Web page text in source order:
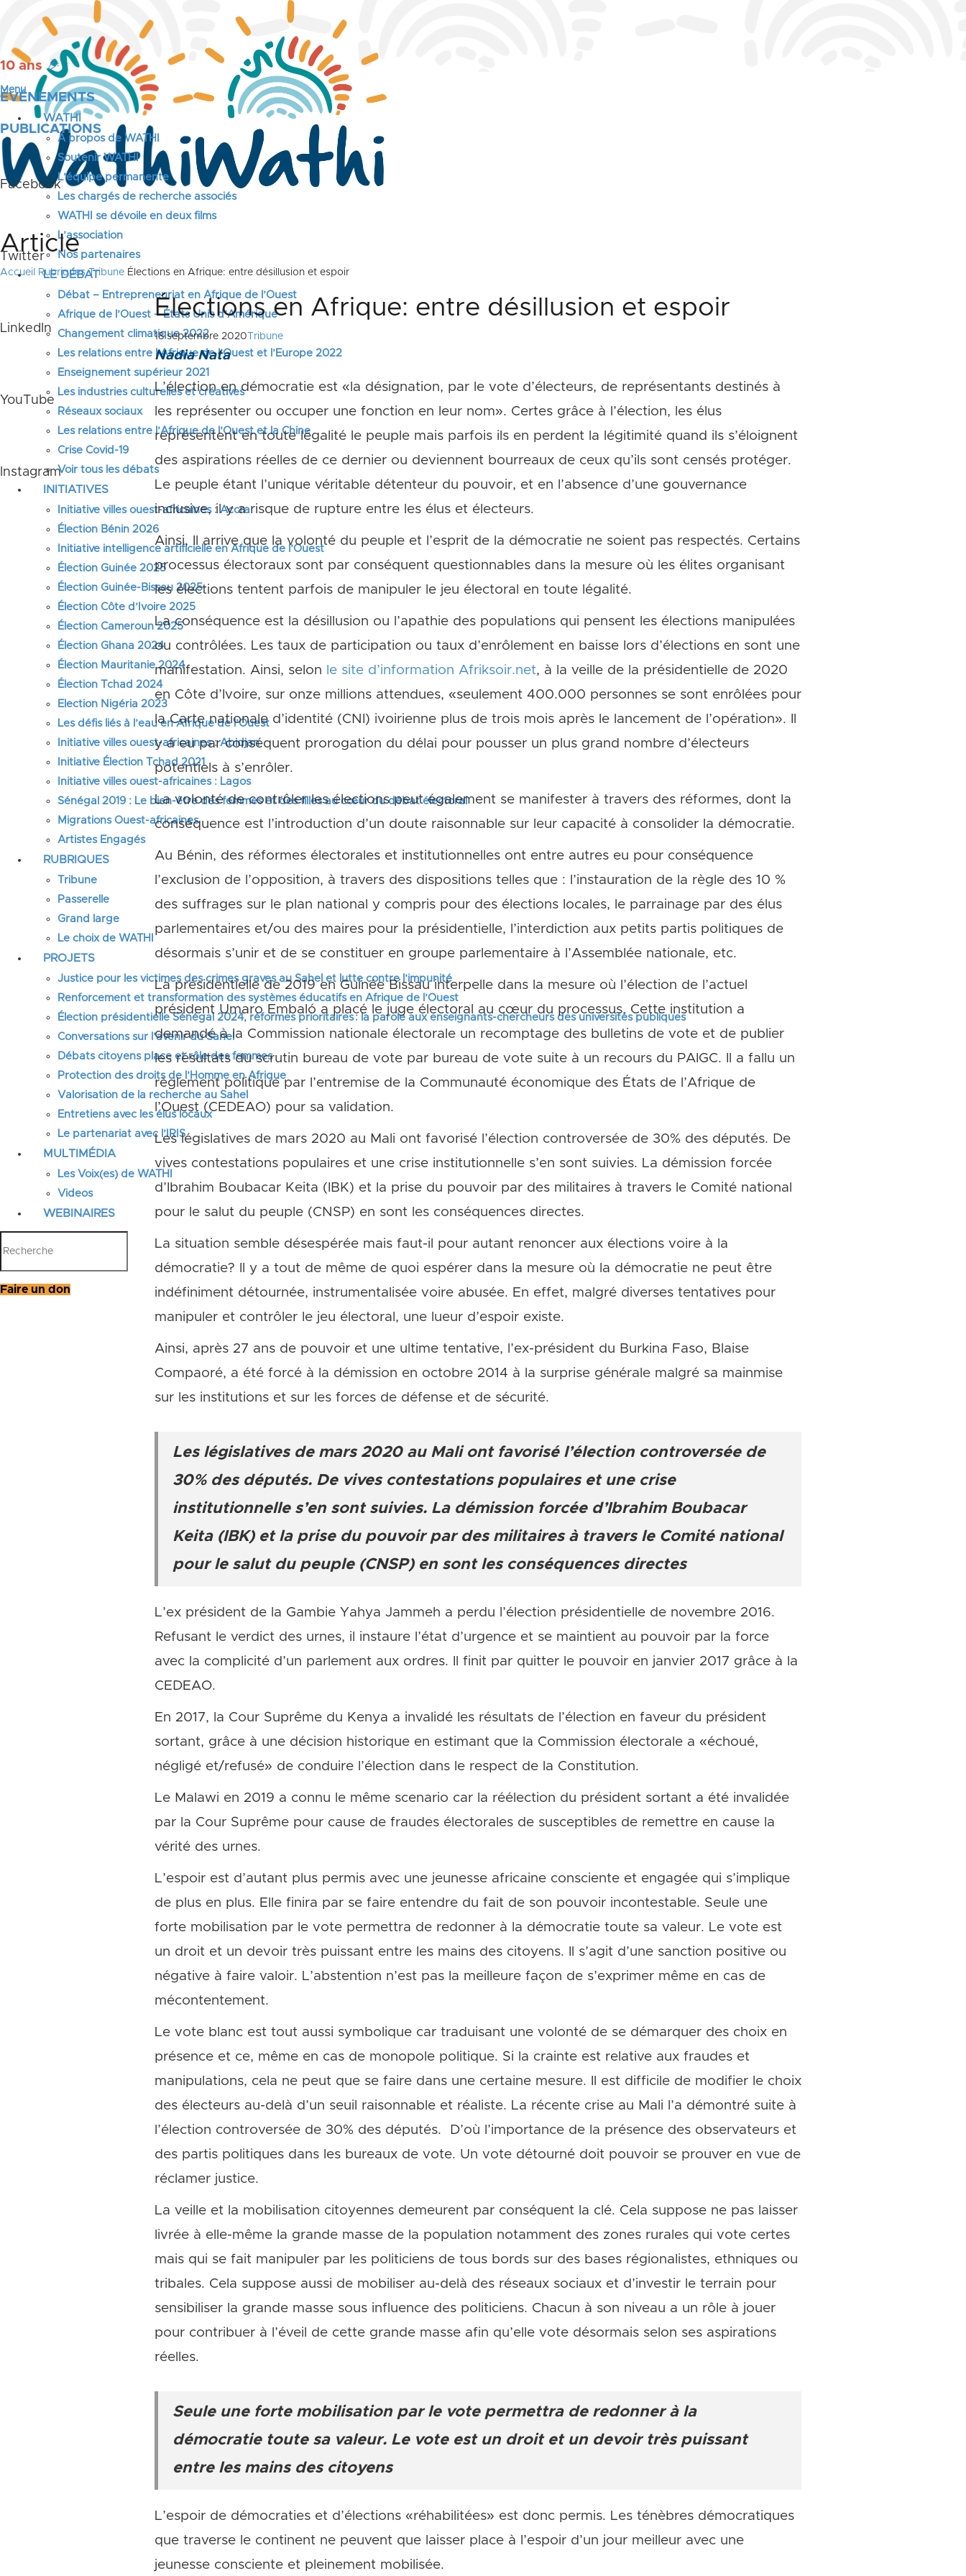
10 ans 🎉
ÉVÉNEMENTS
PUBLICATIONS
Facebook
Twitter
LinkedIn
YouTube
Instagram
Menu
WATHI
A propos de WATHI
Soutenir WATHI
L’équipe permanente
Les chargés de recherche associés
WATHI se dévoile en deux films
L’association
Nos partenaires
LE DÉBAT
Débat – Entrepreneuriat en Afrique de l’Ouest
Afrique de l’Ouest – États Unis d’Amérique
Changement climatique 2022
Les relations entre l’Afrique de l’Ouest et l’Europe 2022
Enseignement supérieur 2021
Les industries culturelles et créatives
Réseaux sociaux
Les relations entre l’Afrique de l’Ouest et la Chine
Crise Covid-19
Voir tous les débats
INITIATIVES
Initiative villes ouest-africaines : Accra
Élection Bénin 2026
Initiative intelligence artificielle en Afrique de l’Ouest
Élection Guinée 2025
Élection Guinée-Bissau 2025
Élection Côte d’Ivoire 2025
Élection Cameroun 2025
Élection Ghana 2024
Élection Mauritanie 2024
Élection Tchad 2024
Election Nigéria 2023
Les défis liés à l’eau en Afrique de l’Ouest
Initiative villes ouest-africaines : Abidjan
Initiative Élection Tchad 2021
Initiative villes ouest-africaines : Lagos
Sénégal 2019 : Le bien-être des femmes et des filles au cœur du débat électoral
Migrations Ouest-africaines
Artistes Engagés
RUBRIQUES
Tribune
Passerelle
Grand large
Le choix de WATHI
PROJETS
Justice pour les victimes des crimes graves au Sahel et lutte contre l’impunité
Renforcement et transformation des systèmes éducatifs en Afrique de l’Ouest
Élection présidentielle Sénégal 2024, réformes prioritaires : la parole aux enseignants-chercheurs des universités publiques
Conversations sur l’avenir du Sahel
Débats citoyens place et rôle des femmes
Protection des droits de l’Homme en Afrique
Valorisation de la recherche au Sahel
Entretiens avec les élus locaux
Le partenariat avec l’IRIS
MULTIMÉDIA
Les Voix(es) de WATHI
Videos
WEBINAIRES
Faire un don
Article
Accueil Rubriques Tribune Élections en Afrique: entre désillusion et espoir
Élections en Afrique: entre désillusion et espoir
18 septembre 2020 Tribune
Nadia Nata
L’élection en démocratie est «la désignation, par le vote d’électeurs, de représentants destinés à
les représenter ou occuper une fonction en leur nom». Certes grâce à l’élection, les élus
représentent en toute légalité le peuple mais parfois ils en perdent la légitimité quand ils s’éloignent
des aspirations réelles de ce dernier ou deviennent bourreaux de ceux qu’ils sont censés protéger.
Le peuple étant l’unique véritable détenteur du pouvoir, et en l’absence d’une gouvernance
inclusive, il y a risque de rupture entre les élus et électeurs.
Ainsi, Il arrive que la volonté du peuple et l’esprit de la démocratie ne soient pas respectés. Certains
processus électoraux sont par conséquent questionnables dans la mesure où les élites organisant
les élections tentent parfois de manipuler le jeu électoral en toute légalité.
La conséquence est la désillusion ou l’apathie des populations qui pensent les élections manipulées
ou contrôlées. Les taux de participation ou taux d’enrôlement en baisse lors d’élections en sont une
manifestation. Ainsi, selon
le site d’information Afriksoir.net, à la veille de la présidentielle de 2020
en Côte d’Ivoire, sur onze millions attendues, «seulement 400.000 personnes se sont enrôlées pour
la Carte nationale d’identité (CNI) ivoirienne plus de trois mois après le lancement de l’opération». Il
y a eu par conséquent prorogation du délai pour pousser un plus grand nombre d’électeurs
potentiels à s’enrôler.
La volonté de contrôler les élections peut également se manifester à travers des réformes, dont la
conséquence est l’introduction d’un doute raisonnable sur leur capacité à consolider la démocratie.
Au Bénin, des réformes électorales et institutionnelles ont entre autres eu pour conséquence
l’exclusion de l’opposition, à travers des dispositions telles que : l’instauration de la règle des 10 %
des suffrages sur le plan national y compris pour des élections locales, le parrainage par des élus
parlementaires et/ou des maires pour la présidentielle, l’interdiction aux petits partis politiques de
désormais s’unir et de se constituer en groupe parlementaire à l’Assemblée nationale, etc.
La présidentielle de 2019 en Guinée Bissau interpelle dans la mesure où l’élection de l’actuel
président Umaro Embaló a placé le juge électoral au cœur du processus. Cette institution a
demandé à la Commission nationale électorale un recomptage des bulletins de vote et de publier
les résultats du scrutin bureau de vote par bureau de vote suite à un recours du PAIGC. Il a fallu un
règlement politique par l’entremise de la Communauté économique des États de l’Afrique de
l’Ouest (CEDEAO) pour sa validation.
Les législatives de mars 2020 au Mali ont favorisé l’élection controversée de 30% des députés. De
vives contestations populaires et une crise institutionnelle s’en sont suivies. La démission forcée
d’Ibrahim Boubacar Keita (IBK) et la prise du pouvoir par des militaires à travers le Comité national
pour le salut du peuple (CNSP) en sont les conséquences directes.
La situation semble désespérée mais faut-il pour autant renoncer aux élections voire à la
démocratie? Il y a tout de même de quoi espérer dans la mesure où la démocratie ne peut être
indéfiniment détournée, instrumentalisée voire abusée. En effet, malgré diverses tentatives pour
manipuler et contrôler le jeu électoral, une lueur d’espoir existe.
Ainsi, après 27 ans de pouvoir et une ultime tentative, l’ex-président du Burkina Faso, Blaise
Compaoré, a été forcé à la démission en octobre 2014 à la surprise générale malgré sa mainmise
sur les institutions et sur les forces de défense et de sécurité.
Les législatives de mars 2020 au Mali ont favorisé l’élection controversée de
30% des députés. De vives contestations populaires et une crise
institutionnelle s’en sont suivies. La démission forcée d’Ibrahim Boubacar
Keita (IBK) et la prise du pouvoir par des militaires à travers le Comité national
pour le salut du peuple (CNSP) en sont les conséquences directes
L’ex président de la Gambie Yahya Jammeh a perdu l’élection présidentielle de novembre 2016.
Refusant le verdict des urnes, il instaure l’état d’urgence et se maintient au pouvoir par la force
avec la complicité d’un parlement aux ordres. Il finit par quitter le pouvoir en janvier 2017 grâce à la
CEDEAO.
En 2017, la Cour Suprême du Kenya a invalidé les résultats de l’élection en faveur du président
sortant, grâce à une décision historique en estimant que la Commission électorale a «échoué,
négligé et/refusé» de conduire l’élection dans le respect de la Constitution.
Le Malawi en 2019 a connu le même scenario car la réélection du président sortant a été invalidée
par la Cour Suprême pour cause de fraudes électorales de susceptibles de remettre en cause la
vérité des urnes.
L’espoir est d’autant plus permis avec une jeunesse africaine consciente et engagée qui s’implique
de plus en plus. Elle finira par se faire entendre du fait de son pouvoir incontestable. Seule une
forte mobilisation par le vote permettra de redonner à la démocratie toute sa valeur. Le vote est
un droit et un devoir très puissant entre les mains des citoyens. Il s’agit d’une sanction positive ou
négative à faire valoir. L’abstention n’est pas la meilleure façon de s’exprimer même en cas de
mécontentement.
Le vote blanc est tout aussi symbolique car traduisant une volonté de se démarquer des choix en
présence et ce, même en cas de monopole politique. Si la crainte est relative aux fraudes et
manipulations, cela ne peut que se faire dans une certaine mesure. Il est difficile de modifier le choix
des électeurs au-delà d’un seuil raisonnable et réaliste. La récente crise au Mali l’a démontré suite à
l’élection controversée de 30% des députés. D’où l’importance de la présence des observateurs et
des partis politiques dans les bureaux de vote. Un vote détourné doit pouvoir se prouver en vue de
réclamer justice.
La veille et la mobilisation citoyennes demeurent par conséquent la clé. Cela suppose ne pas laisser
livrée à elle-même la grande masse de la population notamment des zones rurales qui vote certes
mais qui se fait manipuler par les politiciens de tous bords sur des bases régionalistes, ethniques ou
tribales. Cela suppose aussi de mobiliser au-delà des réseaux sociaux et d’investir le terrain pour
sensibiliser la grande masse sous influence des politiciens. Chacun à son niveau a un rôle à jouer
pour contribuer à l’éveil de cette grande masse afin qu’elle vote désormais selon ses aspirations
réelles.
Seule une forte mobilisation par le vote permettra de redonner à la
démocratie toute sa valeur. Le vote est un droit et un devoir très puissant
entre les mains des citoyens
L’espoir de démocraties et d’élections «réhabilitées» est donc permis. Les ténèbres démocratiques
que traverse le continent ne peuvent que laisser place à l’espoir d’un jour meilleur avec une
jeunesse consciente et pleinement mobilisée.